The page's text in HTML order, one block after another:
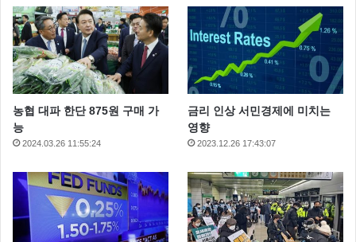
농협 대파 한단 875원 구매 가
능
2024.03.26 11:55:24
금리 인상 서민경제에 미치는
영향
2023.12.26 17:43:07